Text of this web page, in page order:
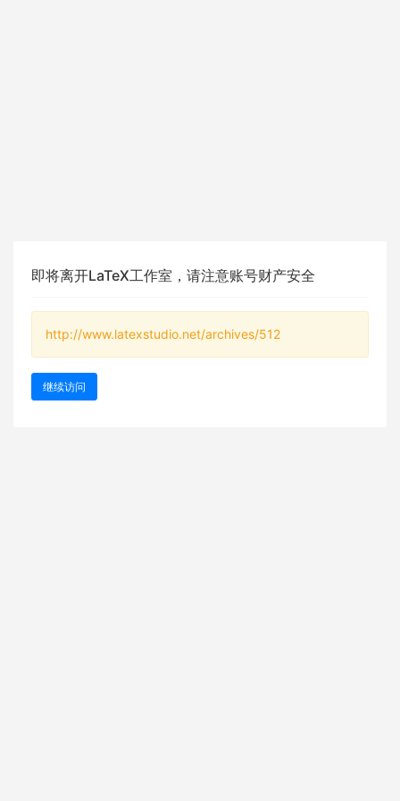
即将离开LaTeX工作室，请注意账号财产安全
http://www.latexstudio.net/archives/512
继续访问